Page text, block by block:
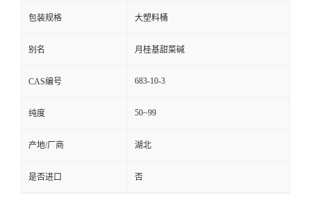
包装规格 大塑料桶
别名 月桂基甜菜碱
CAS编号 683-10-3
纯度 50~99
产地/厂商 湖北
是否进口 否